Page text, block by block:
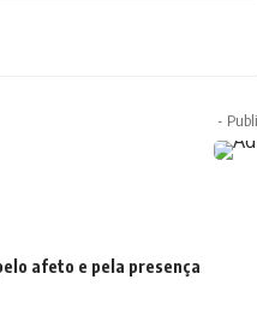
-
afeto e pela presença